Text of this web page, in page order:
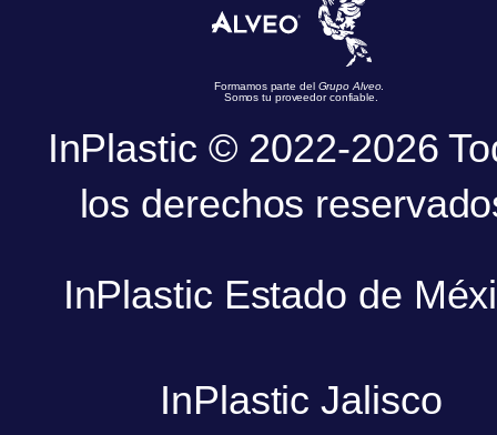
Formamos parte del Grupo Alveo.
Somos tu proveedor confiable.
InPlastic © 2022-2026
los derechos
InPlastic Estado de
InPlastic Jalisco